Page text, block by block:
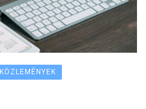
KÖZLEMÉNYEK